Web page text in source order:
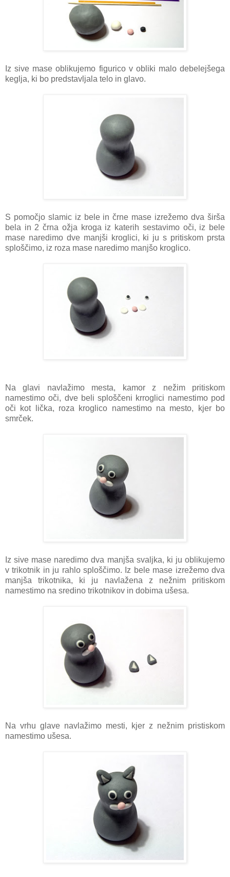
Iz sive mase oblikujemo figurico v obliki malo debelejšega
keglja, ki bo predstavljala telo in glavo.
S pomočjo slamic iz bele in črne mase izrežemo dva širša
bela in 2 črna ožja kroga iz katerih sestavimo oči, iz bele
mase naredimo dve manjši kroglici, ki ju s pritiskom prsta
sploščimo, iz roza mase naredimo manjšo kroglico.
Na glavi navlažimo mesta, kamor z nežim pritiskom
namestimo oči, dve beli sploščeni krroglici namestimo pod
oči kot lička, roza kroglico namestimo na mesto, kjer bo
smrček.
Iz sive mase naredimo dva manjša svaljka, ki ju oblikujemo
v trikotnik in ju rahlo sploščimo. Iz bele mase izrežemo dva
manjša trikotnika, ki ju navlažena z nežnim pritiskom
namestimo na sredino trikotnikov in dobima ušesa.
Na vrhu glave navlažimo mesti, kjer z nežnim pristiskom
namestimo ušesa.